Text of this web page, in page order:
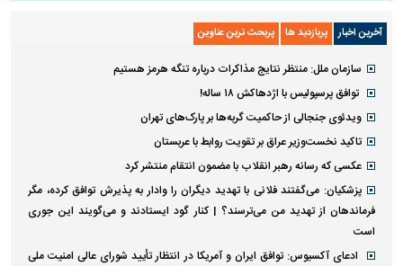
آخرین اخبار پربازدید ها پربحث ترین عناوین
سازمان ملل: منتظر نتایج مذاکرات درباره تنگه هرمز هستیم
توافق پرسپولیس با اژدهاکش ۱۸ ساله!
ویدئوی جنجالی از حاکمیت گربه‌ها بر پارک‌های تهران
تاکید نخست‌وزیر عراق بر تقویت روابط با عربستان
عکسی که رسانه رهبر انقلاب با مضمون انتقام منتشر کرد
پزشکیان: می‌گفتند فلانی با تهدید دیگران را وادار به پذیرش توافق کرده، مگر
فرماندهان از تهدید من می‌ترسند؟ | کنار گود ایستادند و می‌گویند این جوری
است
ادعای آکسیوس: توافق ایران و آمریکا در انتظار تأیید شورای عالی امنیت ملی